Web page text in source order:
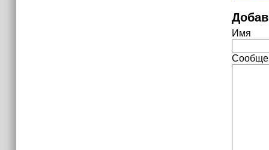
Имя